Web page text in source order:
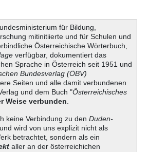
für Bildung,
mitinitiierte und für Schulen und
Österreichische Wörterbuch,
verfügbar, dokumentiert das
Sprache in Österreich seit 1951 und
Bundesverlag (ÖBV)
Seiten und alle damit verbundenen
und dem Buch "Österreichisches
Weise verbunden
keine Verbindung zu den Duden-
und wird von uns explizit nicht als
betrachtet, sondern als ein
aller an der österreichichen